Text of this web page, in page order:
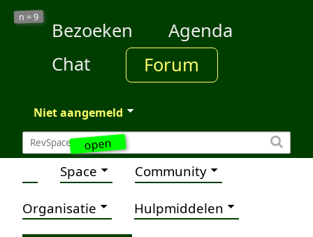
open
n =9
Bezoeken
Agenda
Chat
Forum
Niet aangemeld
Space Community
Organisatie Hulpmiddelen